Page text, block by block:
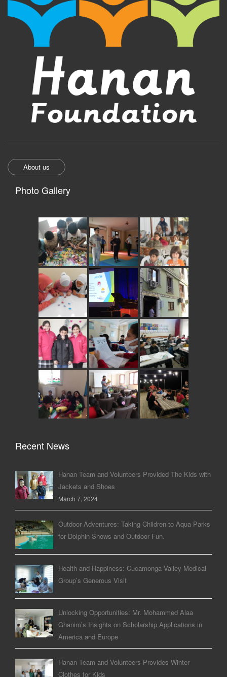
About us
Photo Gallery
Recent News
Hanan Team and Volunteers Provided The Kids with
Jackets and Shoes
March 7, 2024
Outdoor Adventures: Taking Children to Aqua Parks
for Dolphin Shows and Outdoor Fun.
Health and Happiness: Cucamonga Valley Medical
Group’s Generous Visit
Unlocking Opportunities: Mr. Mohammed Alaa
Ghanim’s Insights on Scholarship Applications in
America and Europe
Hanan Team and Volunteers Provides Winter
Clothes for Kids